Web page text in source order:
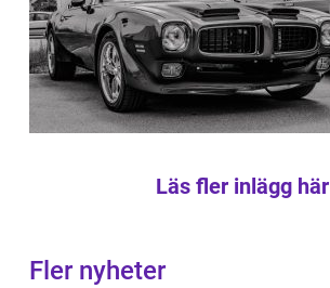
Läs fler inlägg här
Fler nyheter